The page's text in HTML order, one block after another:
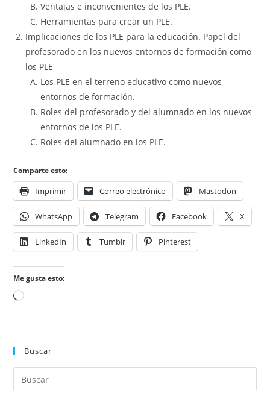
Ventajas e inconvenientes de los PLE.
Herramientas para crear un PLE.
Implicaciones de los PLE para la educación. Papel del
profesorado en los nuevos entornos de formación como
los PLE
Los PLE en el terreno educativo como nuevos
entornos de formación.
Roles del profesorado y del alumnado en los nuevos
entornos de los PLE.
Roles del alumnado en los PLE.
Comparte esto:
Imprimir Correo electrónico Mastodon
WhatsApp Telegram Facebook X
LinkedIn Tumblr Pinterest
Me gusta esto:
Cargando...
Buscar